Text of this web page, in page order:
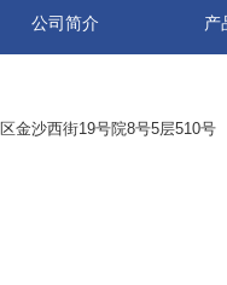
公司简介 产
金沙西街19号院8号5层510